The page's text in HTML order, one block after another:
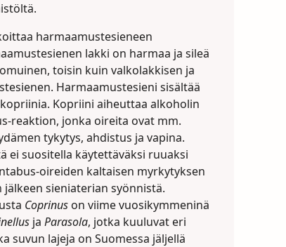
harmaamustesieneen
lakki on harmaa ja sileä
toisin kuin valkolakkisen ja
Harmaamustesieni sisältää
Kopriini aiheuttaa alkoholin
reaktion, jonka oireita ovat mm.
tykytys, ahdistus ja vapina.
ei suositella käytettäväksi ruuaksi
oireiden kaltaisen myrkytyksen
sieniaterian syönnistä.
Coprinuson viime vuosikymmeninä
ja Parasola, jotka kuuluvat eri
suvun lajeja on Suomessa jäljellä